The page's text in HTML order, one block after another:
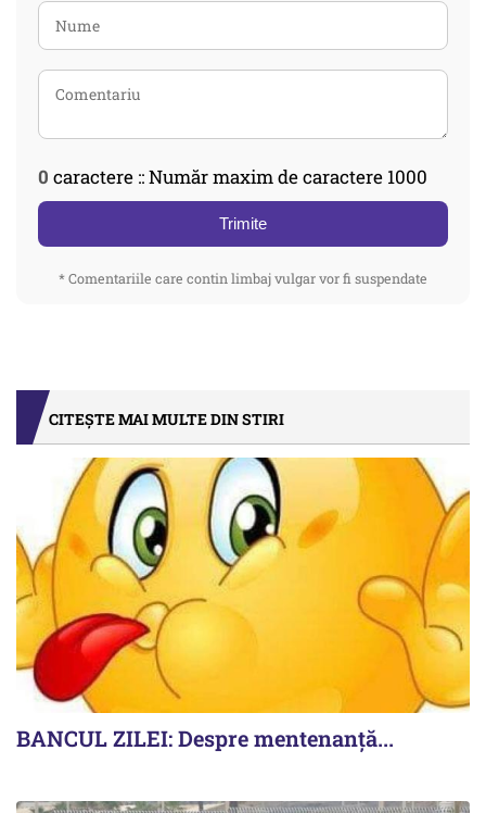
0 caractere :: Număr maxim de caractere 1000
Trimite
* Comentariile care contin limbaj vulgar vor fi suspendate
CITEȘTE MAI MULTE DIN STIRI
BANCUL ZILEI: Despre mentenanță...